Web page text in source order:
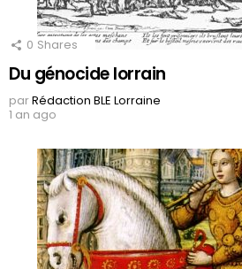
0 Shares
Du génocide lorrain
parRédaction BLE Lorraine
1 an ago